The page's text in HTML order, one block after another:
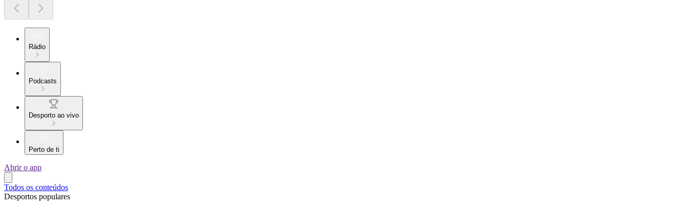
Rádio
Podcasts
Desporto ao vivo
Perto de ti
Abrir o app
Todos os conteúdos
Desportos populares